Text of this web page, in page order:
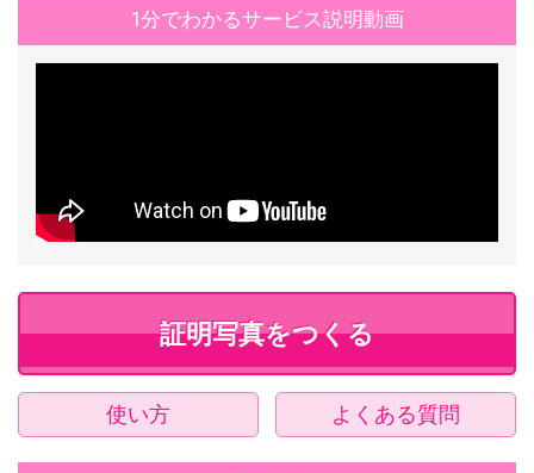
1分でわかるサービス説明動画
証明写真をつくる
使い方 よくある質問